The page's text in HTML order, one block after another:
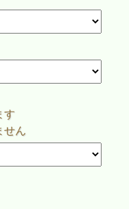
いただいた場合は御入
なります。
指定いただいても
座います。
す
せん